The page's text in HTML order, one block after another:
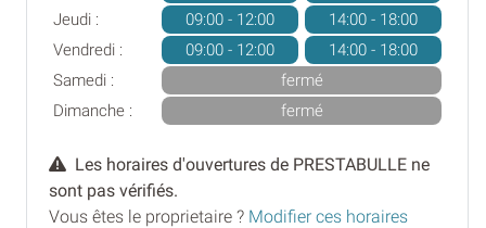
Jeudi :
09:00 - 12:00
14:00 - 18:00
Vendredi :
09:00 - 12:00
14:00 - 18:00
Samedi :
fermé
Dimanche :
fermé
Les horaires d'ouvertures de PRESTABULLE ne
sont pas vérifiés.
Vous êtes le proprietaire ? Modifier ces horaires